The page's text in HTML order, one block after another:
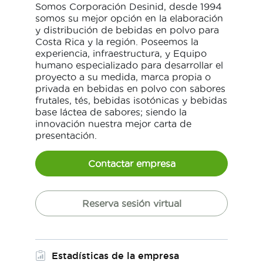
Somos Corporación Desinid, desde 1994
somos su mejor opción en la elaboración
y distribución de bebidas en polvo para
Costa Rica y la región. Poseemos la
experiencia, infraestructura, y Equipo
humano especializado para desarrollar el
proyecto a su medida, marca propia o
privada en bebidas en polvo con sabores
frutales, tés, bebidas isotónicas y bebidas
base láctea de sabores; siendo la
innovación nuestra mejor carta de
presentación.
Contactar empresa
Reserva sesión virtual
Estadísticas de la empresa